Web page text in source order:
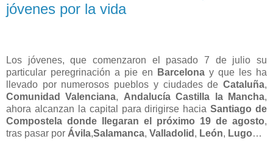
jóvenes por la vida
Los jóvenes, que comenzaron el pasado 7 de julio su
particular peregrinación a pie en
Barcelona y que les ha
llevado por numerosos pueblos y ciudades de Cataluña,
Comunidad Valenciana, Andalucía Castilla la Mancha,
ahora alcanzan la capital para dirigirse haciaSantiago de
Compostela donde llegaran el próximo 19 de agosto,
tras pasar por Ávila,Salamanca, Valladolid , León, Lugo…